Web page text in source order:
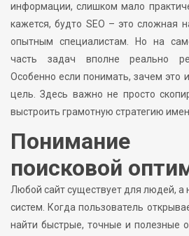
информации, слишком мало
кажется, будто SEO – это сложная
опытным специалистам. Но на
часть задач вполне реально
Особенно если понимать, зачем это
цель. Здесь важно не просто
выстроить грамотную стратегию
поисковой
Любой сайт существует для людей, а
систем. Когда пользователь
найти быстрые, точные и полезные